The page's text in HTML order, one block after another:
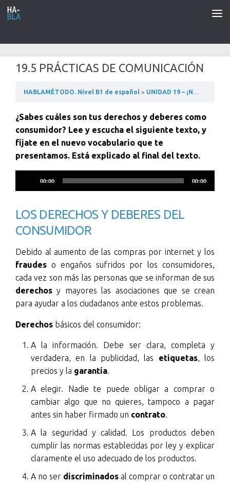
Saltar al contenido
19.5 PRÁCTICAS DE COMUNICACIÓN
HABLAMÉTODO. Nivel B1 de español UNIDAD 19 – ¡NOS VAMOS DE COMPRAS!
¿Sabes cuáles son tus derechos y deberes como
consumidor? Lee y escucha el siguiente texto, y
fíjate en el nuevo vocabulario que te
presentamos. Está explicado al final del texto.
de
00:00 00:00
LOS DERECHOS Y DEBERES DEL
CONSUMIDOR
Debido al aumento de las compras por internet y los
fraudes o engaños sufridos por los consumidores,
cada vez son más las personas que se informan de sus
derechos y mayores las asociaciones que se crean
para ayudar a los ciudadanos ante estos problemas.
Derechos básicos del consumidor:
A la información. Debe ser clara, completa y
verdadera, en la publicidad, las etiquetas, los
precios y la garantía.
A elegir. Nadie te puede obligar a comprar o
cambiar algo que no quieres, tampoco a pagar
antes sin haber firmado un contrato.
A la seguridad y calidad. Los productos deben
cumplir las normas establecidas por ley y explicar
claramente el uso adecuado de los productos.
A no ser discriminados al comprar o contratar un